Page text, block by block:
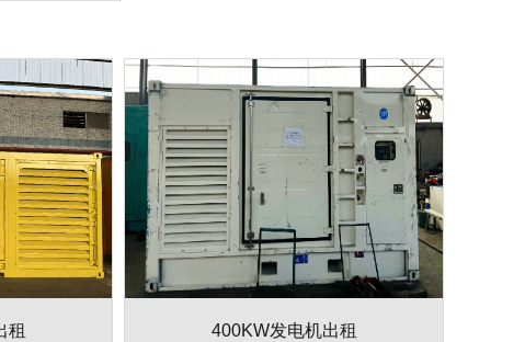
租 400KW发电机出租